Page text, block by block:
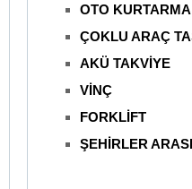
OTO KURTARMA
ÇOKLU ARAÇ
AKÜ TAKVİYE
VİNÇ
FORKLİFT
ŞEHİRLER